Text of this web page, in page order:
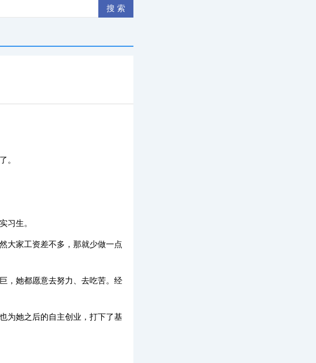
。
习生。
大家工资差不多，那就少做一点
，她都愿意去努力、去吃苦。经
为她之后的自主创业，打下了基